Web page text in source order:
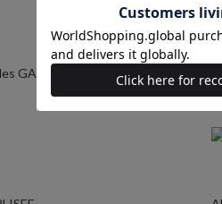
GARCONS